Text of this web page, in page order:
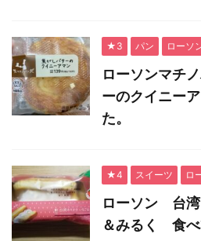
★3 パン ローソ
ローソンマチ
ーのクイニー
た。
★4 スイーツ ロ
ローソン 台
＆みるく 食べ